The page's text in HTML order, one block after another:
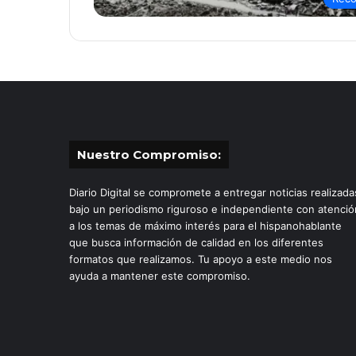
Nuestro Compromiso:
Diario Digital se compromete a entregar noticias
bajo un periodismo riguroso e independiente con
a los temas de máximo interés para el hispanohablante
que busca información de calidad en los diferentes
formatos que realizamos. Tu apoyo a este medio nos
ayuda a mantener este compromiso.